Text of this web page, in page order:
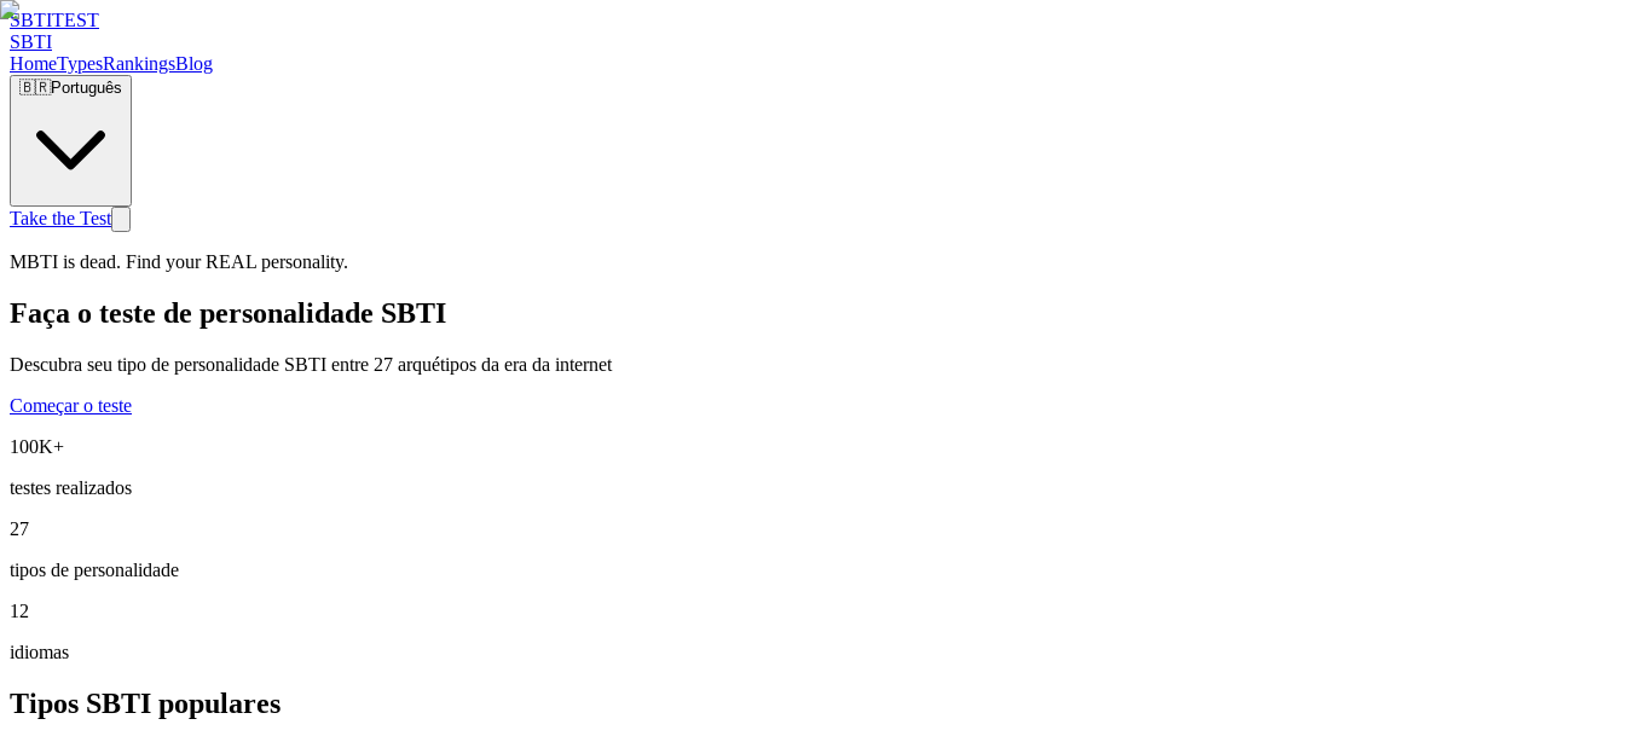
SBTITEST
SBTI
HomeTypesRankingsBlog
🇧🇷Português
Take the Test
MBTI is dead. Find your REAL personality.
Faça o teste de personalidade SBTI
Descubra seu tipo de personalidade SBTI entre 27 arquétipos da era da internet
Começar o teste
100K+
testes realizados
27
tipos de personalidade
12
idiomas
Tipos SBTI populares